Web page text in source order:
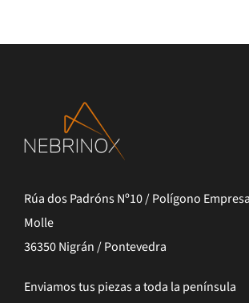
Rúa dos Padróns Nº10 / Polígono
Molle
36350 Nigrán / Pontevedra
Enviamos tus piezas a toda la península